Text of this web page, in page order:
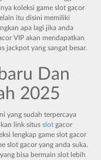
koleksi game slot gacor
itu disini memiliki
apa lagi jika anda
VIP akan mendapatkan
jackpot yang sangat besar.
Dan
2025
yang sudah terpercaya
link situs slot gacor
lengkap game slot gacor
slot gacor yang anda suka.
bisa bermain slot lebih